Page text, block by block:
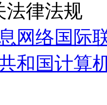
法律法规
网络国际
和国计算